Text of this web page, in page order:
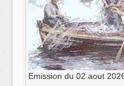
Emission du 02 aout